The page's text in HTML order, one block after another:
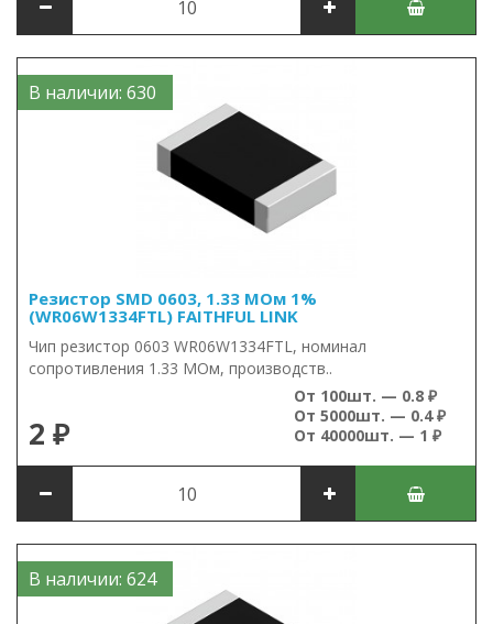
В наличии: 630
Резистор SMD 0603, 1.33 МОм 1%
(WR06W1334FTL) FAITHFUL LINK
Чип резистор 0603 WR06W1334FTL, номинал
сопротивления 1.33 МОм, производств..
2 ₽
От 100шт. — 0.8 ₽
От 5000шт. — 0.4 ₽
От 40000шт. — 1 ₽
В наличии: 624